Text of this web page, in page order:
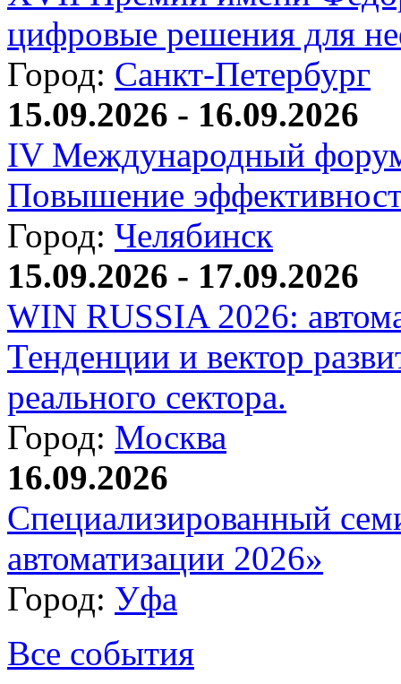
цифровые решения для
Город: Санкт-Петербург
15.09.2026 - 16.09.2026
IV Международный
Повышение
Город: Челябинск
15.09.2026 - 17.09.2026
WIN RUSSIA 2026:
Тенденции и вектор
реального сектора.
Город: Москва
16.09.2026
Специализированный
автоматизации 2026»
Город: Уфа
Все события